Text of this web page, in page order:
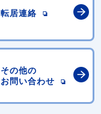
転居連絡
その他の
お問い合わせ